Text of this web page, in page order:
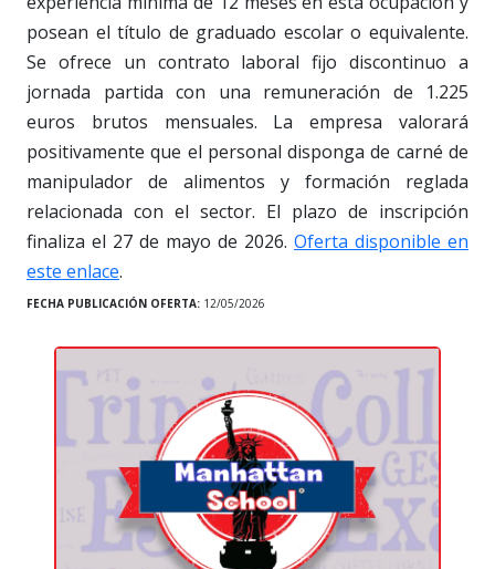
posean el título de graduado escolar o equivalente.
Se ofrece un contrato laboral fijo discontinuo a
jornada partida con una remuneración de 1.225
euros brutos mensuales. La empresa valorará
positivamente que el personal disponga de carné de
manipulador de alimentos y formación reglada
relacionada con el sector. El plazo de inscripción
finaliza el 27 de mayo de 2026. Oferta disponible en
este enlace.
FECHA PUBLICACIÓN OFERTA: 12/05/2026